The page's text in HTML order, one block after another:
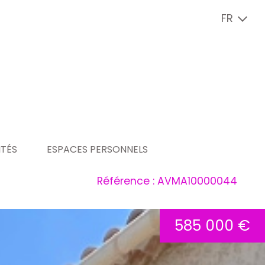
FR
ESPACES PERSONNELS
espace copropriétaire
espace vendeur
espace locataire
espace bailleur
Référence : AVMA10000044
585 000 €